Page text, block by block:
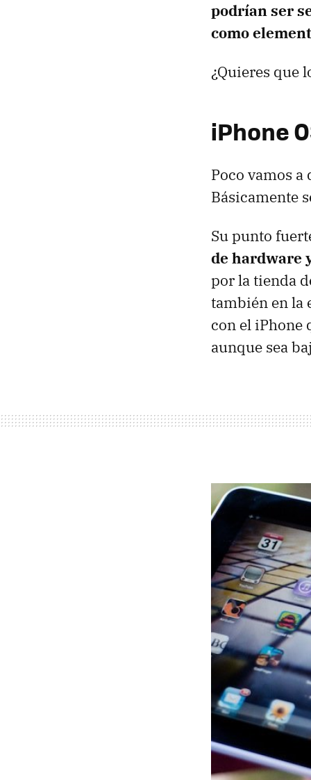
podrían ser
como
¿Quieres que
iPhone
Poco vamos
Básicamente
Su punto
de hardware
por la tienda
también en la
con el iPhone
aunque sea